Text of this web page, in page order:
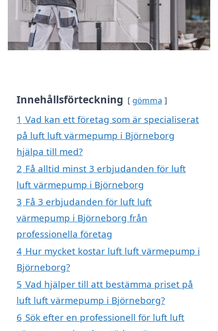
Innehållsförteckning gömma
1 Vad kan ett företag som är specialiserat
på luft luft värmepump i Björneborg
hjälpa till med?
2 Få alltid minst 3 erbjudanden för luft
luft värmepump i Björneborg
3 Få 3 erbjudanden för luft luft
värmepump i Björneborg från
professionella företag
4 Hur mycket kostar luft luft värmepump i
Björneborg?
5 Vad hjälper till att bestämma priset på
luft luft värmepump i Björneborg?
6 Sök efter en professionell för luft luft